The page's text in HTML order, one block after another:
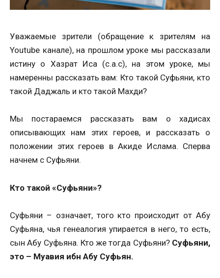
Уважаемые зрители (обращение к зрителям на
Youtube канале), на прошлом уроке мы рассказали
истину о Хазрат Иса (с.а.с), на этом уроке, мы
намеренны рассказать вам: Кто такой Суфьяни, кто
такой Даджаль и кто такой Махди?
Мы постараемся рассказать вам о хадисах
описывающих нам этих героев, и рассказать о
положении этих героев в Акиде Ислама. Сперва
начнем с Суфьяни.
Кто такой «Суфьяни»?
Суфьяни – означает, того кто происходит от Абу
Суфьяна, чья генеалогия упирается в него, то есть,
сын Абу Суфьяна. Кто же тогда Суфьяни? Суфьяни,
это – Муавия ибн Абу Суфьян.